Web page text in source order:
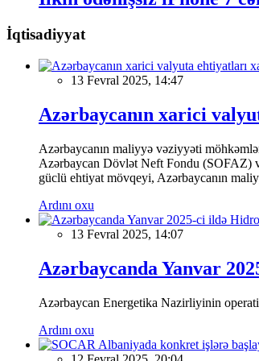
İqtisadiyyat
13 Fevral 2025, 14:47
Azərbaycanın xarici
Azərbaycanın maliyyə vəziyyəti
Azərbaycan Dövlət Neft Fondu (SOFAZ)
güclü ehtiyat mövqeyi, Azərbaycanın
Ardını oxu
13 Fevral 2025, 14:07
Azərbaycanda Yanvar
Azərbaycan Energetika Nazirliyinin
Ardını oxu